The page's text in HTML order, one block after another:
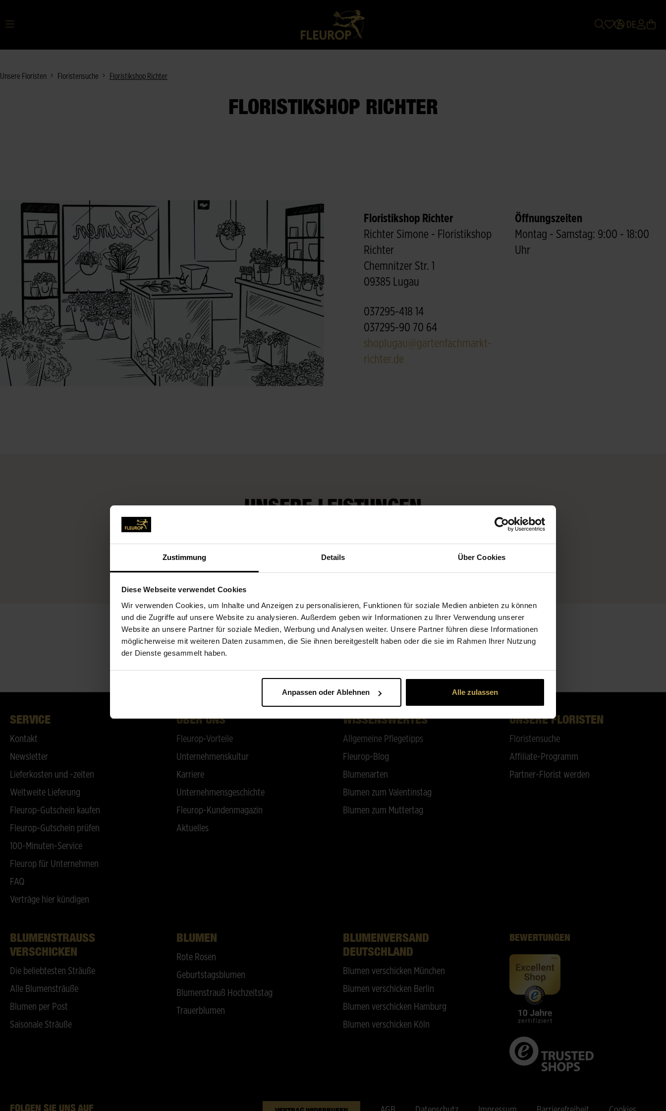
Zustimmung Details Über Cookies
Diese Webseite verwendet Cookies
Wir verwenden Cookies, um Inhalte und Anzeigen zu personalisieren, Funktionen für soziale Medien anbieten zu können
und die Zugriffe auf unsere Website zu analysieren. Außerdem geben wir Informationen zu Ihrer Verwendung unserer
Website an unsere Partner für soziale Medien, Werbung und Analysen weiter. Unsere Partner führen diese Informationen
möglicherweise mit weiteren Daten zusammen, die Sie ihnen bereitgestellt haben oder die sie im Rahmen Ihrer Nutzung
der Dienste gesammelt haben.
Anpassen oder Ablehnen Alle zulassen
DE
Unsere Floristen Floristensuche Floristikshop Richter
FLORISTIKSHOP RICHTER
Floristikshop Richter
Richter Simone - Floristikshop
Richter
Chemnitzer Str. 1
09385 Lugau
037295-418 14
037295-90 70 64
shoplugau@gartenfachmarkt-
richter.de
Öffnungszeiten
Montag - Samstag: 9:00 - 18:00
Uhr
UNSERE LEISTUNGEN
SERVICE
Kontakt
Newsletter
Lieferkosten und -zeiten
Weltweite Lieferung
Fleurop-Gutschein kaufen
Fleurop-Gutschein prüfen
100-Minuten-Service
Fleurop für Unternehmen
FAQ
Verträge hier kündigen
ÜBER UNS
Fleurop-Vorteile
Unternehmenskultur
Karriere
Unternehmensgeschichte
Fleurop-Kundenmagazin
Aktuelles
WISSENSWERTES
Allgemeine Pflegetipps
Fleurop-Blog
Blumenarten
Blumen zum Valentinstag
Blumen zum Muttertag
UNSERE FLORISTEN
Floristensuche
Affiliate-Programm
Partner-Florist werden
BLUMENSTRAUSS V
ERSCHICKEN
Die beliebtesten Sträuße
Alle Blumensträuße
Blumen per Post
Saisonale Sträuße
BLUMEN
Rote Rosen
Geburtstagsblumen
Blumenstrauß Hochzeitstag
Trauerblumen
BLUMENVERSAND
DEUTSCHLAND
Blumen verschicken München
Blumen verschicken Berlin
Blumen verschicken Hamburg
Blumen verschicken Köln
BEWERTUNGEN
FOLGEN SIE UNS AUF